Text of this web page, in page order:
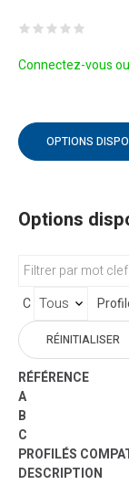
Connectez-vous
OPTIONS
Options
C
RÉINITIALISER